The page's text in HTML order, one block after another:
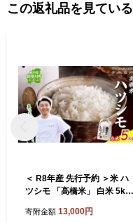
この返礼品を見てい
＜ R8年産 先行予約 ＞米 ハ
ツシモ 「高橋米」 白米 5kg×
米 ご飯 はつしも ブランド米
寄附金額 13,000円